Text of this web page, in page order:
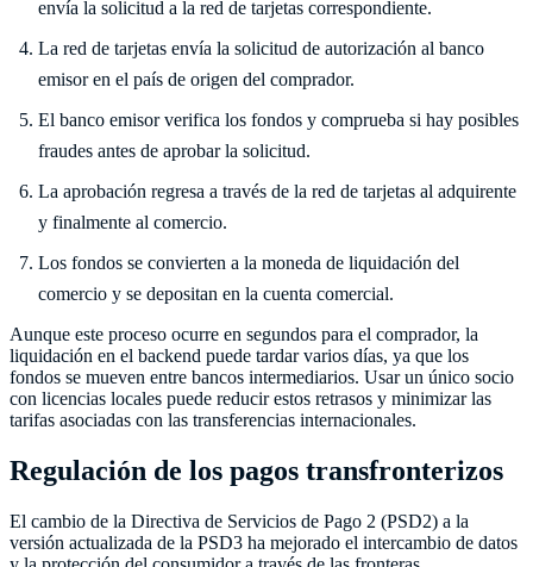
envía la solicitud a la red de tarjetas correspondiente.
La red de tarjetas envía la solicitud de autorización al banco
emisor en el país de origen del comprador.
El banco emisor verifica los fondos y comprueba si hay posibles
fraudes antes de aprobar la solicitud.
La aprobación regresa a través de la red de tarjetas al adquirente
y finalmente al comercio.
Los fondos se convierten a la moneda de liquidación del
comercio y se depositan en la cuenta comercial.
Aunque este proceso ocurre en segundos para el comprador, la
liquidación en el backend puede tardar varios días, ya que los
fondos se mueven entre bancos intermediarios. Usar un único socio
con licencias locales puede reducir estos retrasos y minimizar las
tarifas asociadas con las transferencias internacionales.
Regulación de los pagos transfronterizos
El cambio de la Directiva de Servicios de Pago 2 (PSD2) a la
versión actualizada de la PSD3 ha mejorado el intercambio de datos